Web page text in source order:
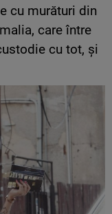
cu murături din
care între
cu tot, și